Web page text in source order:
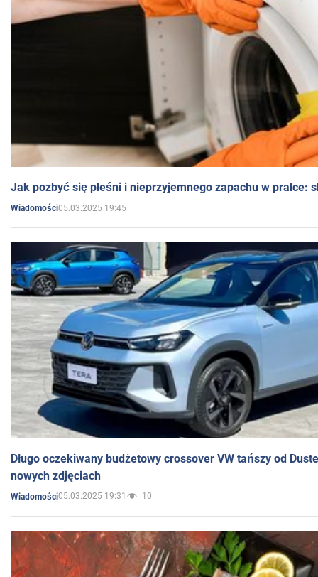
Jak pozbyć się pleśni i nieprzyjemnego zapachu w pralce:
Wiadomości05.03.2025 19:45
Długo oczekiwany budżetowy crossover VW tańszy od
nowych zdjęciach
Wiadomości05.03.2025 19:31 10